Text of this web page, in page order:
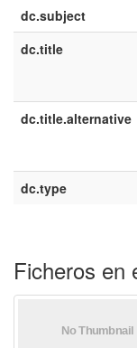
dc.subject
dc.title
dc.title.alternative
dc.type
Ficheros en